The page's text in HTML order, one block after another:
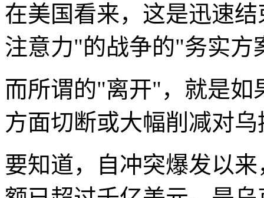
在美国看来，这是迅速
注意力"的战争的"务实方
而所谓的"离开"，就是如
方面切断或大幅削减对乌
要知道，自冲突爆发以